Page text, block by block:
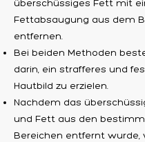
überschüssiges Fett mit
Fettabsaugung aus dem
entfernen.
Bei beiden Methoden
darin, ein strafferes und
Hautbild zu erzielen.
Nachdem das
und Fett aus den
Bereichen entfernt wurde,